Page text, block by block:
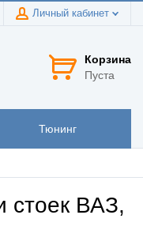
Личный кабинет
Корзина
Пуста
Тюнинг
стоек ВАЗ,